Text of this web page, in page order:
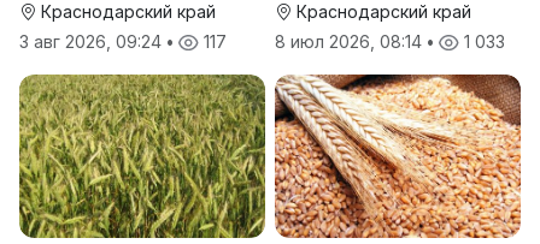
Краснодарский край
3 авг 2026, 09:24 • 117
Краснодарский край
8 июл 2026, 08:14 • 1 033